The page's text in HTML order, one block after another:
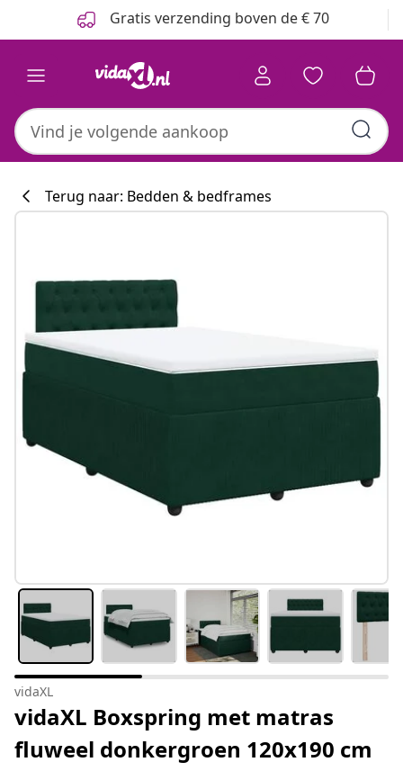
Gratis verzending boven de € 70
Terug naar: Bedden & bedframes
vidaXL
vidaXL Boxspring met matras
fluweel donkergroen 120x190 cm